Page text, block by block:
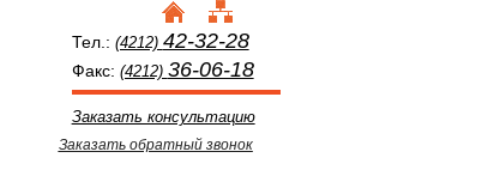
Тел.: (4212) 42-32-28
Факс: (4212) 36-06-18
Заказать консультацию
Заказать обратный звонок